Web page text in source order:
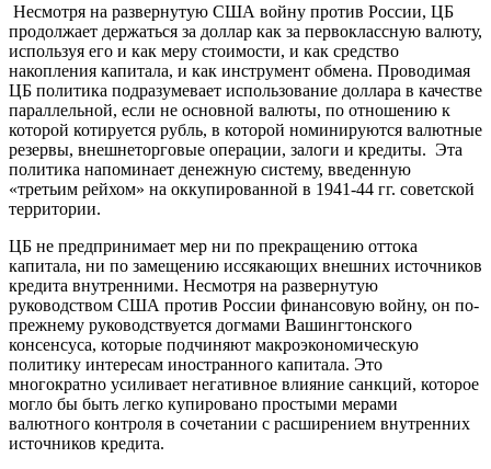
Несмотря на развернутую США войну против России, ЦБ
продолжает держаться за доллар как за первоклассную валюту,
используя его и как меру стоимости, и как средство
накопления капитала, и как инструмент обмена. Проводимая
ЦБ политика подразумевает использование доллара в качестве
параллельной, если не основной валюты, по отношению к
которой котируется рубль, в которой номинируются валютные
резервы, внешнеторговые операции, залоги и кредиты. Эта
политика напоминает денежную систему, введенную
«третьим рейхом» на оккупированной в 1941-44 гг. советской
территории.
ЦБ не предпринимает мер ни по прекращению оттока
капитала, ни по замещению иссякающих внешних источников
кредита внутренними. Несмотря на развернутую
руководством США против России финансовую войну, он по-
прежнему руководствуется догмами Вашингтонского
консенсуса, которые подчиняют макроэкономическую
политику интересам иностранного капитала. Это
многократно усиливает негативное влияние санкций, которое
могло бы быть легко купировано простыми мерами
валютного контроля в сочетании с расширением внутренних
источников кредита.